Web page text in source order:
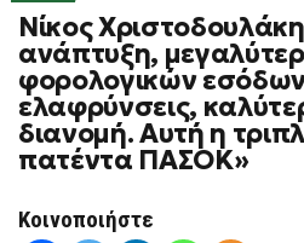
Νίκος
ανάπτυξη,
φορολογικών
ελαφρύνσεις,
διανομή. Αυτή η
πατέντα ΠΑΣΟΚ»
Κοινοποιήστε